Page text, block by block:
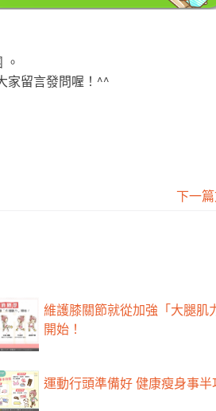
。
家留言發問喔！^^
下一
維護膝關節就從加強「大腿肌
開始！
運動行頭準備好 健康瘦身事半